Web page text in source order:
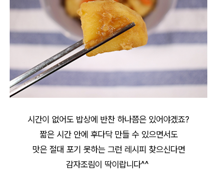
시간이 없어도 밥상에 반찬 하나쯤은 있어야겠죠?
짧은 시간 안에 후다닥 만들 수 있으면서도
맛은 절대 포기 못하는 그런 레시피 찾으신다면
감자조림이 딱이랍니다^^